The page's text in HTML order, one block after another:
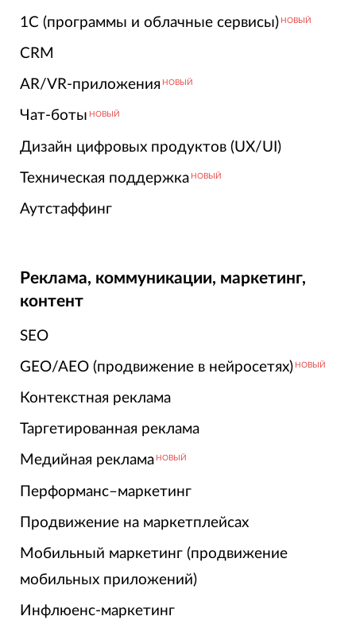
1С (программы и облачные сервисы) НОВЫЙ
CRM
AR/VR-приложения НОВЫЙ
Чат-боты НОВЫЙ
Дизайн цифровых продуктов (UX/UI)
Техническая поддержка НОВЫЙ
Аутстаффинг
Реклама, коммуникации, маркетинг,
контент
SEO
GEO/AEO (продвижение в нейросетях) НОВЫЙ
Контекстная реклама
Таргетированная реклама
Медийная реклама НОВЫЙ
Перформанс–маркетинг
Продвижение на маркетплейсах
Мобильный маркетинг (продвижение
мобильных приложений)
Инфлюенс-маркетинг